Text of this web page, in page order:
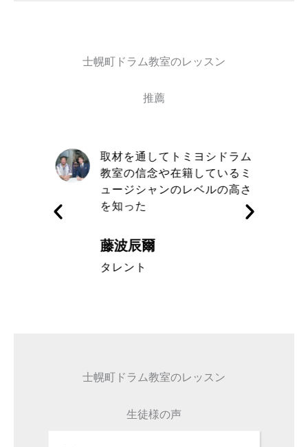
士幌町ドラム教室のレッスン
推薦
取材を通してトミヨシドラム
教室の信念や在籍しているミ
ュージシャンのレベルの高さ
を知った
藤波辰爾
タレント
士幌町ドラム教室のレッスン
生徒様の声